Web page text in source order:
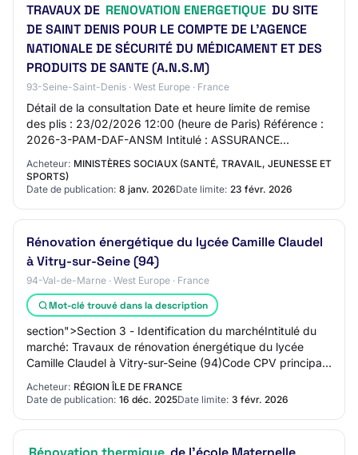
TRAVAUX DE RENOVATION ENERGETIQUE DU SITE
DE SAINT DENIS POUR LE COMPTE DE L’AGENCE
NATIONALE DE SÉCURITÉ DU MÉDICAMENT ET DES
PRODUITS DE SANTE (A.N.S.M)
93-Seine-Saint-Denis · West Europe · France
Détail de la consultation Date et heure limite de remise
des plis : 23/02/2026 12:00 (heure de Paris) Référence :
2026-3-PAM-DAF-ANSM Intitulé : ASSURANCE
«DOMMAGES OUVRAGE et GARANTIES DIVERSES » AP…
Acheteur: MINISTÈRES SOCIAUX (SANTÉ, TRAVAIL, JEUNESSE ET
SPORTS)
Date de publication: 8 janv. 2026Date limite: 23 févr. 2026
Rénovation énergétique du lycée Camille Claudel
à Vitry-sur-Seine (94)
94-Val-de-Marne · West Europe · France
Mot-clé trouvé dans la description
section">Section 3 - Identification du marchéIntitulé du
marché: Travaux de rénovation énergétique du lycée
Camille Claudel à Vitry-sur-Seine (94)Code CPV principal
- Descripteur principal: Type de m…
Acheteur: RÉGION ÎLE DE FRANCE
Date de publication: 16 déc. 2025Date limite: 3 févr. 2026